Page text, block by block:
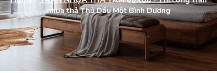
nhựa thả Thủ Dầu Một Bình Dương